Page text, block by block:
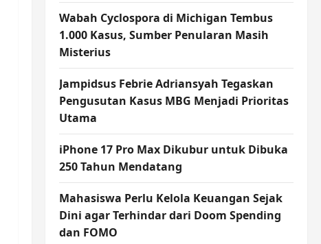
Wabah Cyclospora di Michigan Tembus
1.000 Kasus, Sumber Penularan Masih
Misterius
Jampidsus Febrie Adriansyah Tegaskan
Pengusutan Kasus MBG Menjadi Prioritas
Utama
iPhone 17 Pro Max Dikubur untuk Dibuka
250 Tahun Mendatang
Mahasiswa Perlu Kelola Keuangan Sejak
Dini agar Terhindar dari Doom Spending
dan FOMO